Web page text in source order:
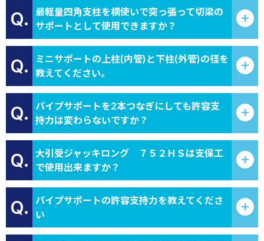
Q.
最軽量四角支柱を横使いで突っ張って切梁の
サポートとして使用できますか？
Q.
ミニサポートの上柱(内管)と下柱(外管)の径を
教えてください。
Q.
パイプサポートを2本つなぎにしても許容支
持力は変わらないですか？
Q.
大引受ジャッキロング ７５２ＨＳは支保工
で使用出来ますか？
Q.
パイプサポートの許容支持力を教えてくださ
い